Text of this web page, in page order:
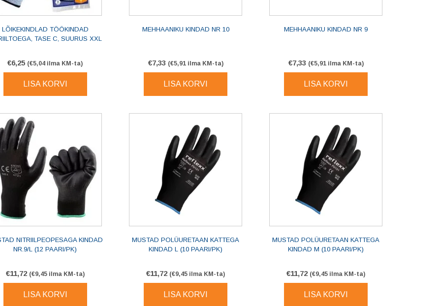
LÕIKEKINDLAD TÖÖKINDAD
TASE C, SUURUS XXL
€6,25 (€5,04 ilma KM-ta)
LISA KORVI
MEHHAANIKU KINDAD NR 10
€7,33 (€5,91ilma KM-ta)
LISA KORVI
MEHHAANIKU KINDAD NR 9
€7,33 (€5,91ilma KM-ta)
LISA KORVI
NITRIILPEOPESAGA KINDAD
NR.9/L (12 PAARI/PK)
€11,72 (€9,45ilma KM-ta)
LISA KORVI
MUSTAD POLÜURETAAN KATTEGA
KINDAD L (10 PAARI/PK)
€11,72 (€9,45 ilma KM-ta)
LISA KORVI
MUSTAD POLÜURETAAN KATTEGA
KINDAD M (10 PAARI/PK)
€11,72 (€9,45 ilma KM-ta)
LISA KORVI